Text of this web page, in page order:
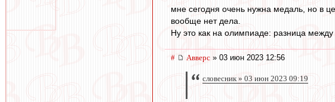
мне сегодня очень нужна медаль, но в
вообще нет дела.
Ну это как на олимпиаде: разница
# Авверс » 03 июн 2023 12:56
словесник » 03 июн 2023 09:19